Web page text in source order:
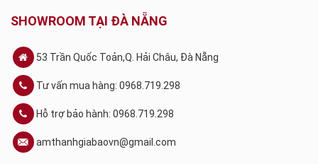
SHOWROOM TẠI ĐÀ NẴNG
53 Trần Quốc Toản,Q. Hải Châu, Đà Nẵng
Tư vấn mua hàng: 0968.719.298
Hỗ trợ bảo hành: 0968.719.298
amthanhgiabaovn@gmail.com